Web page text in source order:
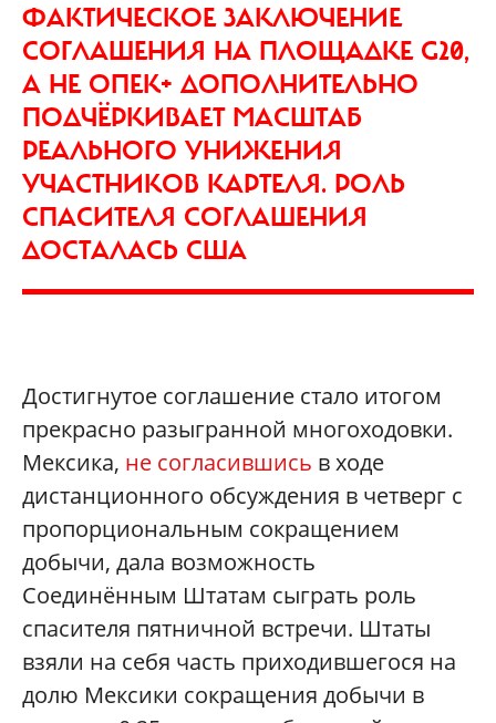
ФАКТИЧЕСКОЕ ЗАКЛЮЧЕНИЕ
СОГЛАШЕНИЯ НА ПЛОЩАДКЕ G20,
А НЕ ОПЕК+ ДОПОЛНИТЕЛЬНО
ПОДЧЁРКИВАЕТ МАСШТАБ
РЕАЛЬНОГО УНИЖЕНИЯ
УЧАСТНИКОВ КАРТЕЛЯ. РОЛЬ
СПАСИТЕЛЯ СОГЛАШЕНИЯ
ДОСТАЛАСЬ США
Достигнутое соглашение стало итогом
прекрасно разыгранной многоходовки.
Мексика, не согласившись в ходе
дистанционного обсуждения в четверг с
пропорциональным сокращением
добычи, дала возможность
Соединённым Штатам сыграть роль
спасителя пятничной встречи. Штаты
взяли на себя часть приходившегося на
долю Мексики сокращения добычи в